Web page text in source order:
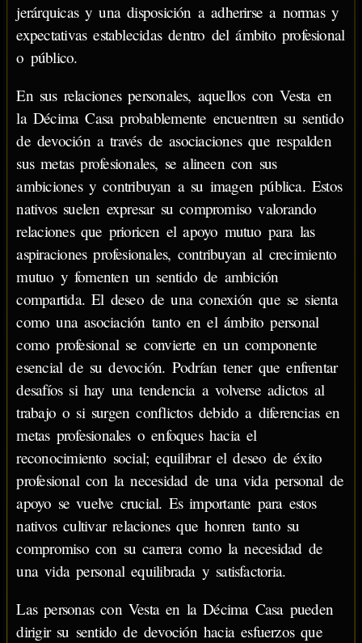
jerárquicas y una disposición a adherirse a normas y
expectativas establecidas dentro del ámbito profesional
o público.
En sus relaciones personales, aquellos con Vesta en
la Décima Casa probablemente encuentren su sentido
de devoción a través de asociaciones que respalden
sus metas profesionales, se alineen con sus
ambiciones y contribuyan a su imagen pública. Estos
nativos suelen expresar su compromiso valorando
relaciones que prioricen el apoyo mutuo para las
aspiraciones profesionales, contribuyan al crecimiento
mutuo y fomenten un sentido de ambición
compartida. El deseo de una conexión que se sienta
como una asociación tanto en el ámbito personal
como profesional se convierte en un componente
esencial de su devoción. Podrían tener que enfrentar
desafíos si hay una tendencia a volverse adictos al
trabajo o si surgen conflictos debido a diferencias en
metas profesionales o enfoques hacia el
reconocimiento social; equilibrar el deseo de éxito
profesional con la necesidad de una vida personal de
apoyo se vuelve crucial. Es importante para estos
nativos cultivar relaciones que honren tanto su
compromiso con su carrera como la necesidad de
una vida personal equilibrada y satisfactoria.
Las personas con Vesta en la Décima Casa pueden
dirigir su sentido de devoción hacia esfuerzos que